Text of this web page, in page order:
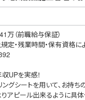
万（前職給与保証）
定・残業時間・保有資格に
UPを実感！
グシートを用いて、お持ち
アピール出来るように具